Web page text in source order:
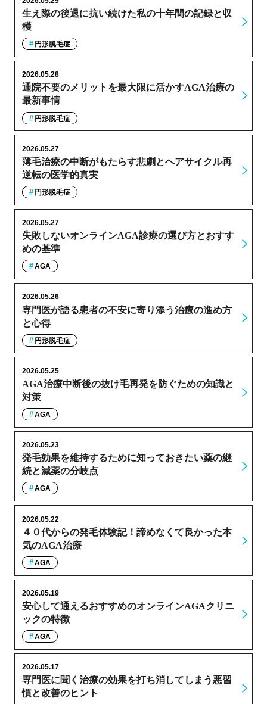
生え際の後退に抗い続けた私の十年間の記録と収
穫
円形脱毛症
通院不要のメリットを最大限に活かすAGA治療の
最新事情
2026.05.28
円形脱毛症
薄毛治療の中断がもたらす悲劇とヘアサイクル再
逆転の医学的真実
2026.05.27
円形脱毛症
失敗しないオンラインAGA診療の選び方とおすす
めの基準
2026.05.27
AGA
専門医が語る患者の不安に寄り添う治療の進め方
と心得
2026.05.26
円形脱毛症
AGA治療中断後の抜け毛再発を防ぐための知識と
対策
2026.05.25
AGA
発毛効果を維持するために知っておきたい薬の継
続と減薬の分岐点
2026.05.23
AGA
４０代からの発毛体験記！諦めなくて良かった本
気のAGA治療
2026.05.22
AGA
安心して通えるおすすめのオンラインAGAクリニ
ックの特徴
2026.05.19
AGA
専門医に聞く治療の効果を打ち消してしまう悪習
慣と改善のヒント
2026.05.17